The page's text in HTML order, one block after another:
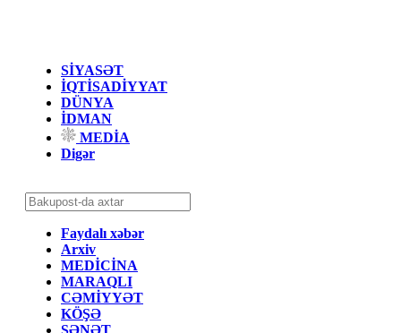
SİYASƏT
İQTİSADİYYAT
DÜNYA
İDMAN
MEDİA
Digər
Faydalı xəbər
Arxiv
MEDİCİNA
MARAQLI
CƏMİYYƏT
KÖŞƏ
SƏNƏT